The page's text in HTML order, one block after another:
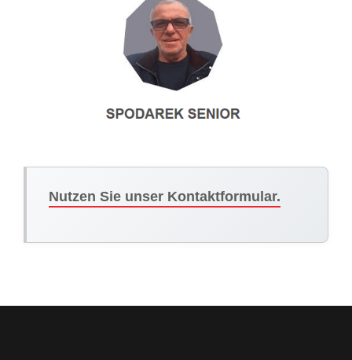
Nutzen Sie unser Kontaktformular.